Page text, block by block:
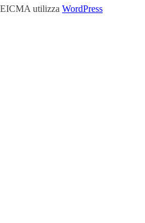
EICMA utilizza WordPress